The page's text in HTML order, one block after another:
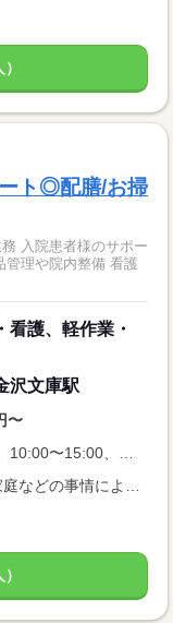
ト◎配膳/お掃
入院患者様のサポー
管理や院内整備 看護
護、軽作業・
沢文庫駅
〜